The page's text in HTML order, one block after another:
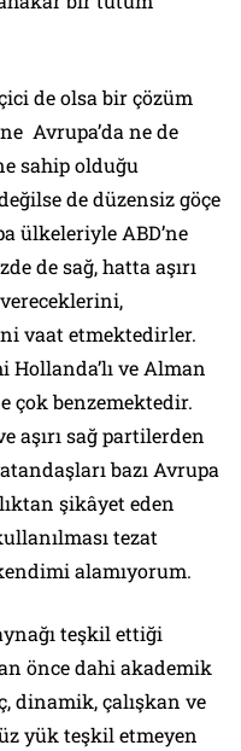
de olsa bir çözüm
Avrupa’da ne de
sahip olduğu
de düzensiz göçe
ülkeleriyle ABD’ne
de sağ, hatta aşırı
vaat etmektedirler.
Hollanda’lı ve Alman
çok benzemektedir.
aşırı sağ partilerden
bazı Avrupa
şikâyet eden
tezat
alamıyorum.
teşkil ettiği
önce dahi akademik
dinamik, çalışkan ve
yük teşkil etmeyen